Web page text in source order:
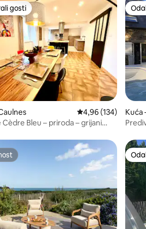
5/5, recenzija: 14
gosti
gosti
Prosječna ocjena:
4,96 (134)
Cèdre Bleu – priroda – grijani
Kuća